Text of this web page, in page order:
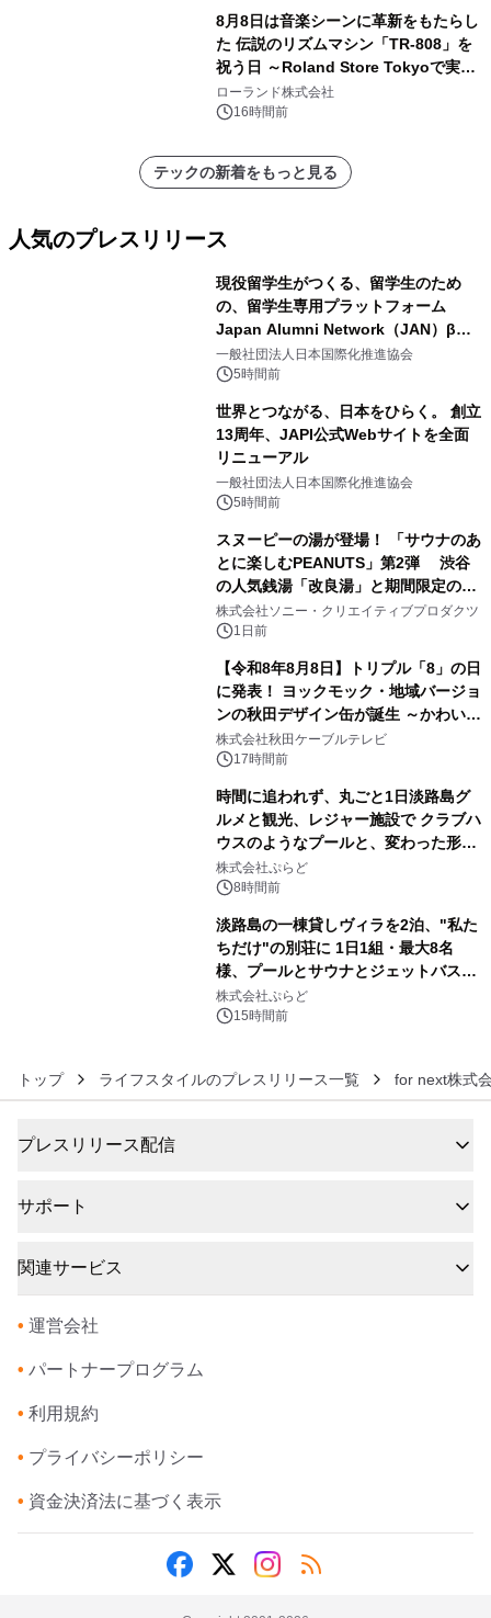
8月8日は音楽シーンに革新をもたらし
た 伝説のリズムマシン「TR-808」を
祝う日 ～Roland Store Tokyoで実機
を展示しての 記念キャンペーンを開
催 英国ラジオ「NTS」の 特別プログ
アーティストを フィーチャーしたアニ
メーションを公開～
ローランド株式会社
16時間前
テックの新着をもっと見る
人気のプレスリリース
現役留学生がつくる、留学生のため
の、留学生専用プラットフォーム
Japan Alumni Network（JAN）β版
をリリース
一般社団法人日本国際化推進協会
5時間前
世界とつながる、日本をひらく。 創立
13周年、JAPI公式Webサイトを全面
リニューアル
一般社団法人日本国際化推進協会
5時間前
スヌーピーの湯が登場！ 「サウナのあ
とに楽しむPEANUTS」第2弾 渋谷
の人気銭湯「改良湯」と期間限定のコ
ラボレーション サウナイキタイコラ
ボグッズも発売決定！
株式会社ソニー・クリエイティブプロダクツ
1日前
【令和8年8月8日】トリプル「8」の日
に発表！ ヨックモック・地域バージョ
ンの秋田デザイン缶が誕生 ～かわいい
秋田犬の子犬と秋田の四季と名所を巡
るパッケージ～ 9月1日(火)秋田県内で
販売開始
株式会社秋田ケーブルテレビ
17時間前
時間に追われず、丸ごと1日淡路島グ
ルメと観光、レジャー施設で クラブハ
ウスのようなプールと、変わった形の
サウナも 「THE BOXY AWAJI」のお
得な素泊まり連泊プランで
株式会社ぷらど
8時間前
淡路島の一棟貸しヴィラを2泊、"私た
ちだけ"の別荘に 1日1組・最大8名
様、プールとサウナとジェットバス付
きで Villa Mon Temps AWAJIの連泊
素泊りプラン
株式会社ぷらど
15時間前
トップ ライフスタイルのプレスリリース一覧 for next株式
プレスリリース配信
サポート
関連サービス
• 運営会社
• パートナープログラム
• 利用規約
• プライバシーポリシー
• 資金決済法に基づく表示